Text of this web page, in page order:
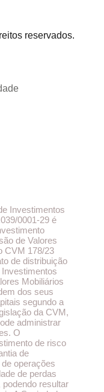
reservados.
Investimentos
0001-29 é
de Valores
CVM 178/23
de distribuição
Mobiliários
dos seus
segundo a
da CVM,
administrar
O
de risco
de
operações
de perdas
resultar